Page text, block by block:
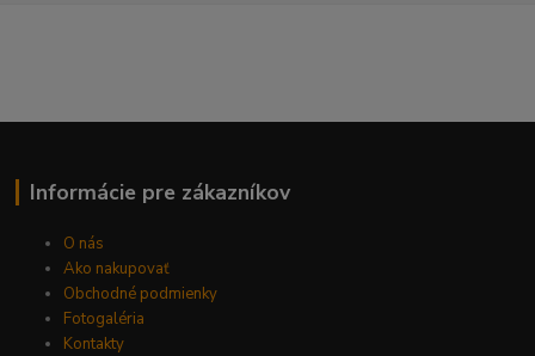
Informácie pre zákazníkov
O nás
Ako nakupovať
Obchodné podmienky
Fotogaléria
Kontakty